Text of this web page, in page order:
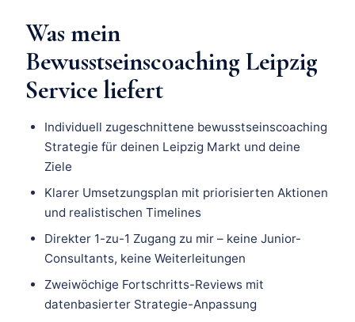
Was mein
Bewusstseinscoaching Leipzig
Service liefert
Individuell zugeschnittene bewusstseinscoaching
Strategie für deinen Leipzig Markt und deine
Ziele
Klarer Umsetzungsplan mit priorisierten Aktionen
und realistischen Timelines
Direkter 1-zu-1 Zugang zu mir – keine Junior-
Consultants, keine Weiterleitungen
Zweiwöchige Fortschritts-Reviews mit
datenbasierter Strategie-Anpassung